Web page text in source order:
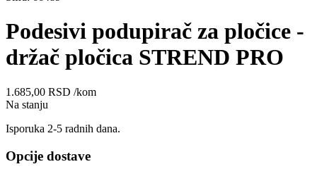
Podesivi podupirač za pločice -
držač pločica STREND PRO
1.685,00 RSD /kom
Na stanju
Isporuka 2-5 radnih dana.
Opcije dostave